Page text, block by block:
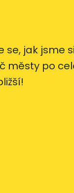
se, jak jsme si
městy po